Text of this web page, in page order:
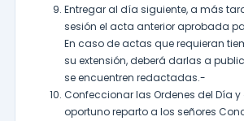
Entregar al día siguiente, a más
sesión el acta anterior aprobada
En caso de actas que requieran
su extensión, deberá darlas a
se encuentren redactadas.-
Confeccionar las Ordenes del Día
oportuno reparto a los señores